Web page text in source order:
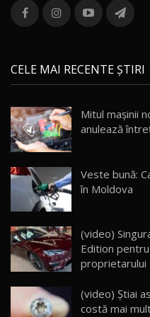
13
combină
36:08
chinez care
/17:27
15 14:37
16
13:10
17 20:06
30:08
CELE MAI RECENTE ȘTIRI
Mitul mașinii
anulează
Veste bună:
în Moldova
(video)
Edition
proprietarului
(video) Știai
costă mai